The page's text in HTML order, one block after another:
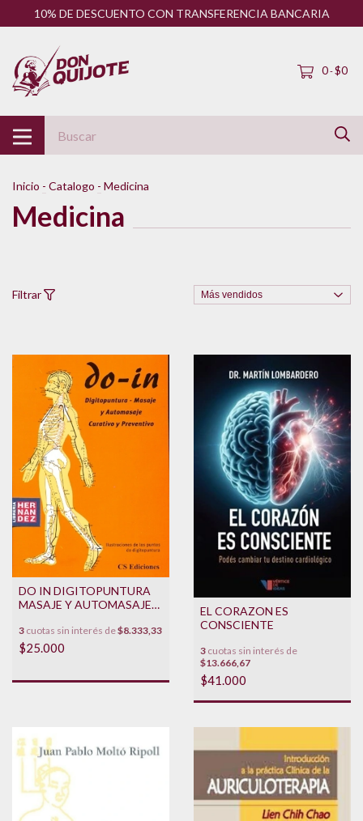
10% DE DESCUENTO CON TRANSFERENCIA BANCARIA
0-$0
Inicio - Catalogo - Medicina
Medicina
Filtrar
DO IN DIGITOPUNTURA
MASAJE Y AUTOMASAJE
PREVENTIVO **PROMO**
3 cuotas sin interés de$8.333,33
$25.000
EL CORAZON ES
CONSCIENTE
3 cuotas sin interés de
$13.666,67
$41.000